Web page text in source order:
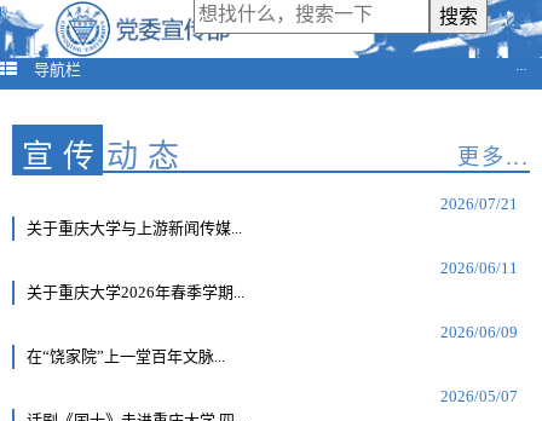
导航栏 ···
宣传 动态 更多...
2026/07/21
关于重庆大学与上游新闻传媒...
2026/06/11
关于重庆大学2026年春季学期...
2026/06/09
在“饶家院”上一堂百年文脉...
2026/05/07